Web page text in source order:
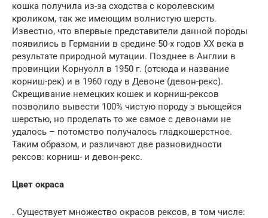
кошка получила из-за сходства с королевским
кроликом, так же имеющим волнистую шерсть.
Известно, что впервые представители данной породы
появились в Германии в средине 50-х годов XX века в
результате природной мутации. Позднее в Англии в
провинции Корнуолл в 1950 г. (отсюда и название
корниш-рек) и в 1960 году в Девоне (девон-рекс).
Скрещивание немецких кошек и корниш-рексов
позволило вывести 100% чистую породу з вьющейся
шерстью, но проделать то же самое с девонами не
удалось – потомство получалось гладкошерстное.
Таким образом, и различают две разновидности
рексов: корниш- и девон-рекс.
Цвет окраса
. Существует множество окрасов рексов, в том числе: